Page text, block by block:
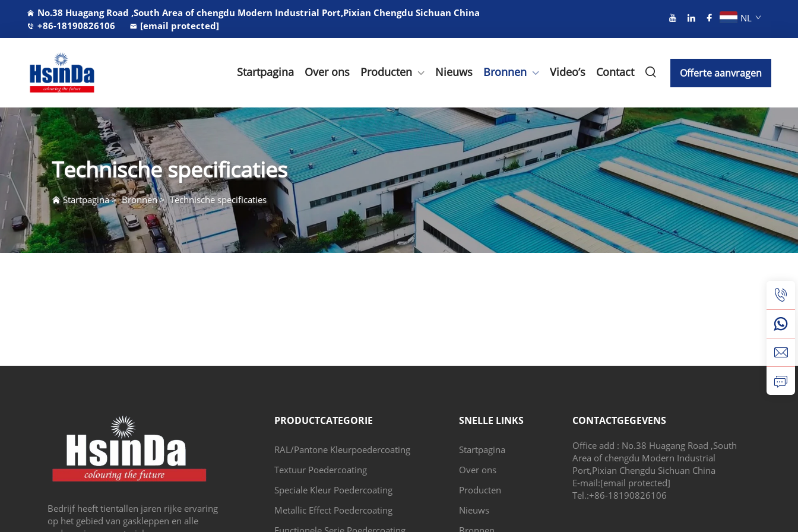
No.38 Huagang Road ,South Area of chengdu Modern Industrial Port,Pixian Chengdu Sichuan China
+86-18190826106
[email protected]
NL
Startpagina Over ons Producten Nieuws Bronnen Video’s Contact Offerte aanvragen
Technische specificaties
Startpagina>Bronnen>Technische specificaties
Bedrijf heeft tientallen jaren rijke ervaring
op het gebied van gaskleppen en alle
PRODUCTCATEGORIE
RAL/Pantone Kleurpoedercoating
Textuur Poedercoating
Speciale Kleur Poedercoating
Metallic Effect Poedercoating
SNELLE LINKS
Startpagina
Over ons
Producten
Nieuws
CONTACTGEGEVENS
Office add : No.38 Huagang Road ,South
Area of chengdu Modern Industrial
Port,Pixian Chengdu Sichuan China
E-mail:[email protected]
Tel.:+86-18190826106